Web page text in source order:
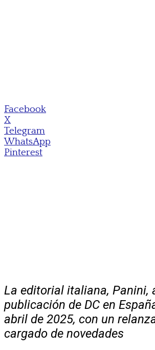
Facebook
X
Telegram
WhatsApp
Pinterest
La editorial italiana, Panini,
publicación de DC en
abril de 2025, con un
cargado de novedades